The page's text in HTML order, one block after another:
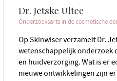
Dr. Jetske Ultee
Onderzoeksarts in de cosmetische
Op Skinwiser verzamelt Dr.
wetenschappelijk onderzoek
en huidverzorging. Wat is er
nieuwe ontwikkelingen zijn